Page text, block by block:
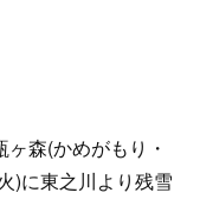
森(かめがもり・
)に東之川より残雪